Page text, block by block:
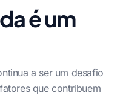
é um
a ser um desafio
que contribuem